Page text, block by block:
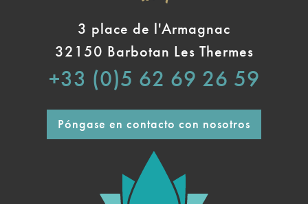
3 place de l'Armagnac
32150 Barbotan Les Thermes
+33 (0)5 62 69 26 59
Póngase en contacto con nosotros